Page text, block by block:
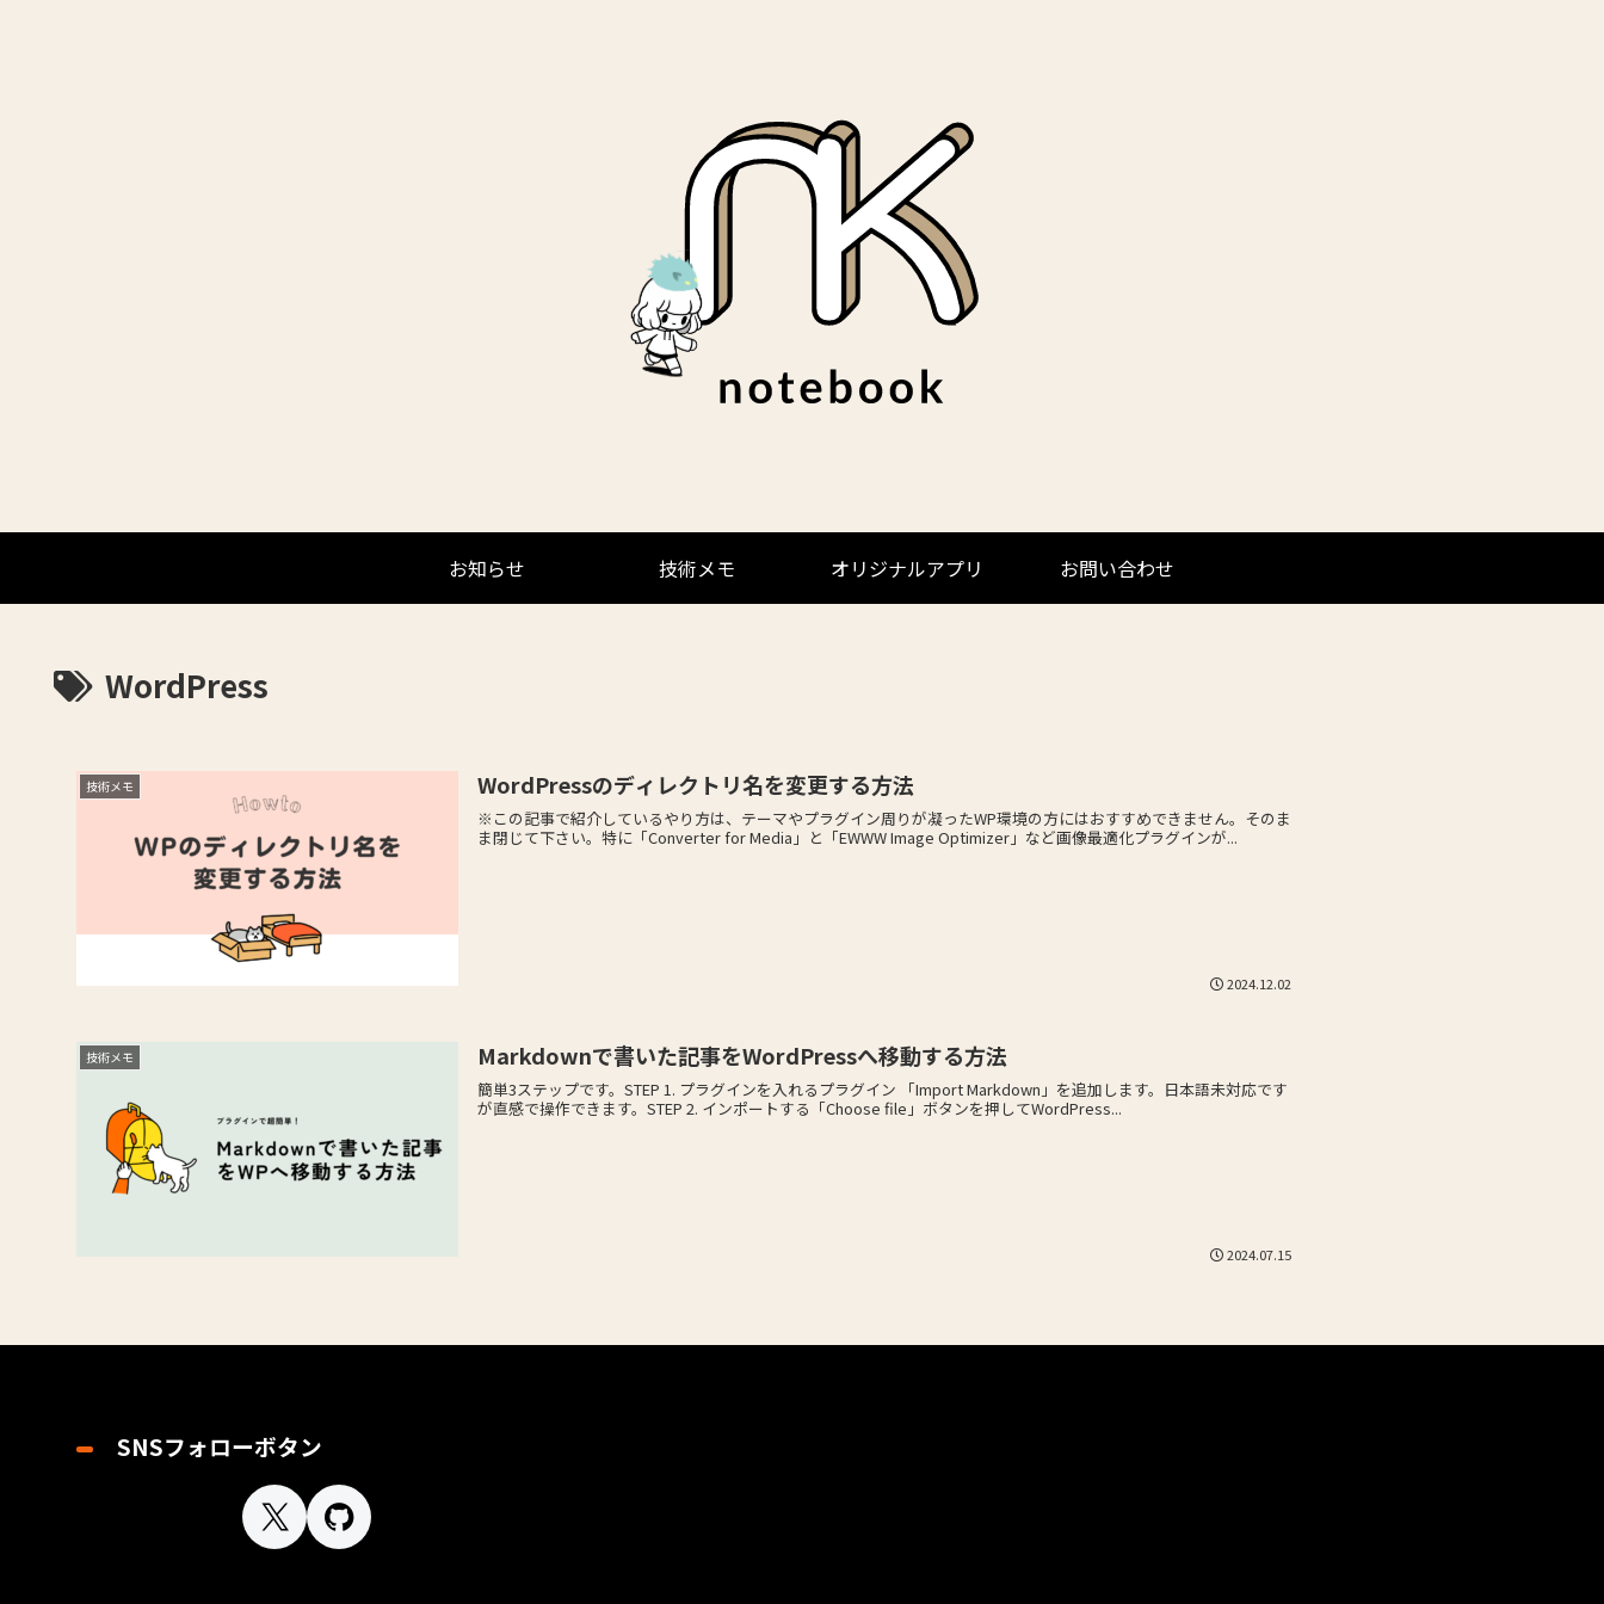
お知らせ 技術メモ オリジナルアプリ お問い合わせ
WordPress
技術メモ WordPressのディレクトリ名を変更する方法
※この記事で紹介しているやり方は、テーマやプラグイン周りが凝ったWP環境の方にはおすすめできません。そのま
ま閉じて下さい。特に「Converter for Media」と「EWWW Image Optimizer」など画像最適化プラグインが...
2024.12.02
技術メモ Markdownで書いた記事をWordPressへ移動する方法
簡単3ステップです。STEP 1. プラグインを入れるプラグイン 「Import Markdown」を追加します。日本語未対応です
が直感で操作できます。STEP 2. インポートする「Choose file」ボタンを押してWordPress...
2024.07.15
SNSフォローボタン